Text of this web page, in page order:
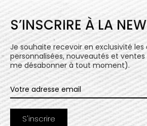
S’INSCRIRE À LA
Je souhaite recevoir en exclusivité les
personnalisées, nouveautés et
me désabonner à tout moment).